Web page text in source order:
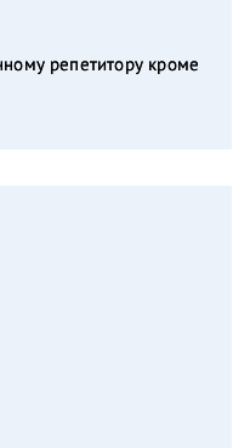
репетитору кроме